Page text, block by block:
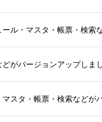
ル・マスタ・帳票・検索
がバージョンアップしま
スタ・帳票・検索などが